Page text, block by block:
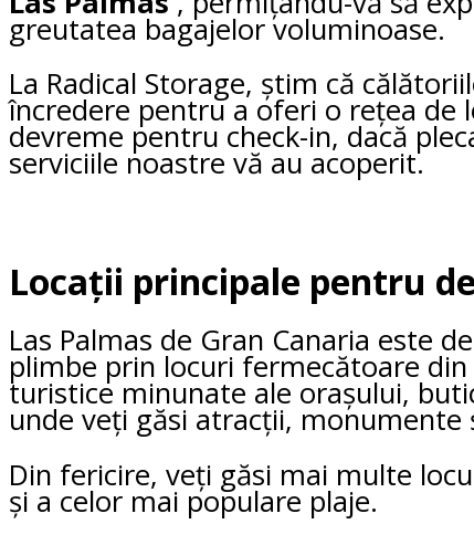
greutatea bagajelor voluminoase.
La Radical Storage, știm că
încredere pentru a oferi o rețea de
devreme pentru check-in, dacă
serviciile noastre vă au acoperit.
Locații principale pentru
Las Palmas de Gran Canaria este
plimbe prin locuri fermecătoare din
turistice minunate ale orașului,
unde veți găsi atracții, monumente
Din fericire, veți găsi mai multe
și a celor mai populare plaje.